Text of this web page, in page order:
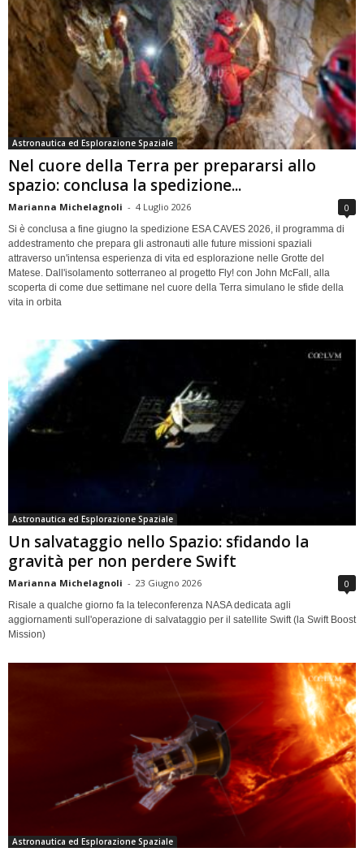
Astronautica ed Esplorazione Spaziale
Nel cuore della Terra per prepararsi allo
spazio: conclusa la spedizione...
Marianna Michelagnoli - 4 Luglio 2026 0
Si è conclusa a fine giugno la spedizione ESA CAVES 2026, il programma di
addestramento che prepara gli astronauti alle future missioni spaziali
attraverso un'intensa esperienza di vita ed esplorazione nelle Grotte del
Matese. Dall'isolamento sotterraneo al progetto Fly! con John McFall, alla
scoperta di come due settimane nel cuore della Terra simulano le sfide della
vita in orbita
Astronautica ed Esplorazione Spaziale
Un salvataggio nello Spazio: sfidando la
gravità per non perdere Swift
Marianna Michelagnoli - 23 Giugno 2026 0
Risale a qualche giorno fa la teleconferenza NASA dedicata agli
aggiornamenti sull'operazione di salvataggio per il satellite Swift (la Swift Boost
Mission)
Astronautica ed Esplorazione Spaziale